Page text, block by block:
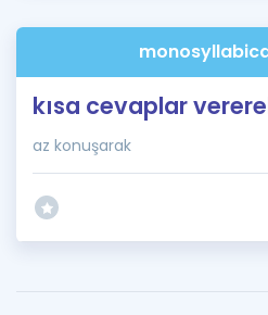
İngilizce Gramer
kısa cevaplar
az konuşarak